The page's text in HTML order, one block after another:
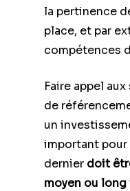
la pertinence
place, et par
compétences
Faire appel
de
un
important
dernier doit
moyen ou long